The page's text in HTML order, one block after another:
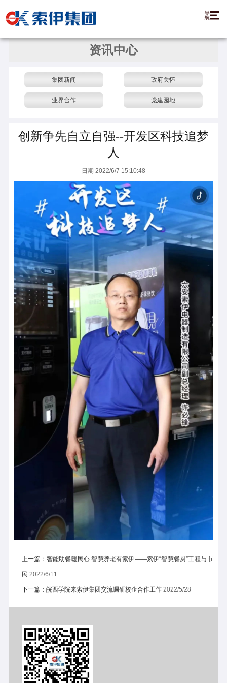
资讯中心
集团新闻 政府关怀
业界合作 党建园地
创新争先自立自强--开发区科技追梦
人
日期 2022/6/7 15:10:48
上一篇： 智能助餐暖民心 智慧养老有索伊——索伊“智慧餐厨”工程与市
民 2022/6/11
下一篇： 皖西学院来索伊集团交流调研校企合作工作 2022/5/28